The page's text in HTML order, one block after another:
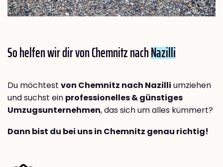
So helfen wir dir von Chemnitz nachNazilli
Du möchtest von Chemnitz nach Nazilli umziehen
und suchst ein professionelles & günstiges
Umzugsunternehmen, das sich um alles kümmert?
Dann bist du bei uns in Chemnitz genau richtig!